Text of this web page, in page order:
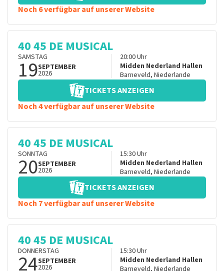
Noch 6 verfügbar auf unserer Website
40 45 DE MUSICAL
SAMSTAG
19SEPTEMBER
2026
20:00Uhr
Midden Nederland Hallen
Barneveld, Niederlande
TICKETS ANZEIGEN
Noch 4 verfügbar auf unserer Website
40 45 DE MUSICAL
SONNTAG
20SEPTEMBER
2026
15:30Uhr
Midden Nederland Hallen
Barneveld, Niederlande
TICKETS ANZEIGEN
Noch 7 verfügbar auf unserer Website
40 45 DE MUSICAL
DONNERSTAG
24SEPTEMBER
2026
15:30Uhr
Midden Nederland Hallen